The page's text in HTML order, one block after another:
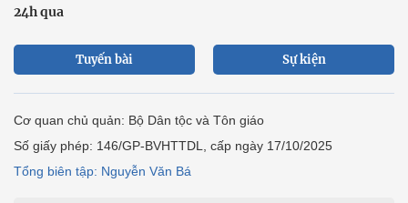
24h qua
Tuyến bài Sự kiện
Cơ quan chủ quản: Bộ Dân tộc và Tôn giáo
Số giấy phép: 146/GP-BVHTTDL, cấp ngày 17/10/2025
Tổng biên tập: Nguyễn Văn Bá